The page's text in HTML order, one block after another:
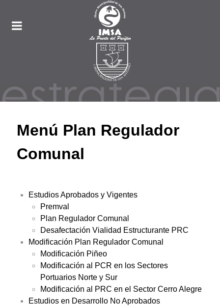
Menú Plan Regulador
Comunal
Estudios Aprobados y Vigentes
Premval
Plan Regulador Comunal
Desafectación Vialidad Estructurante PRC
Modificación Plan Regulador Comunal
Modificación Piñeo
Modificación al PCR en los Sectores
Portuarios Norte y Sur
Modificación al PRC en el Sector Cerro Alegre
Estudios en Desarrollo No Aprobados